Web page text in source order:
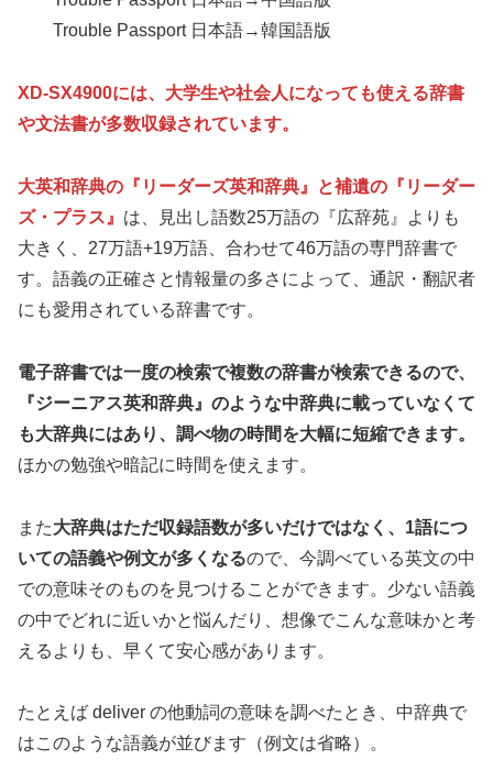
Trouble Passport 日本語→韓国語版
XD-SX4900には、大学生や社会人になっても使える辞書
や文法書が多数収録されています。
大英和辞典の『リーダーズ英和辞典』と補遺の『リーダー
ズ・プラス』 は、見出し語数25万語の『広辞苑』よりも
大きく、27万語+19万語、合わせて46万語の専門辞書で
す。語義の正確さと情報量の多さによって、通訳・翻訳者
にも愛用されている辞書です。
電子辞書では一度の検索で複数の辞書が検索できるので、
『ジーニアス英和辞典』のような中辞典に載っていなくて
も大辞典にはあり、調べ物の時間を大幅に短縮できます。
ほかの勉強や暗記に時間を使えます。
また大辞典はただ収録語数が多いだけではなく、1語につ
いての語義や例文が多くなるので、今調べている英文の中
での意味そのものを見つけることができます。少ない語義
の中でどれに近いかと悩んだり、想像でこんな意味かと考
えるよりも、早くて安心感があります。
たとえば deliver の他動詞の意味を調べたとき、中辞典で
はこのような語義が並びます（例文は省略）。